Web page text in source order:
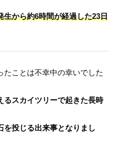
生から約6時間が経過した23日
たことは不幸中の幸いでした
るスカイツリーで起きた長時
を投じる出来事となりまし